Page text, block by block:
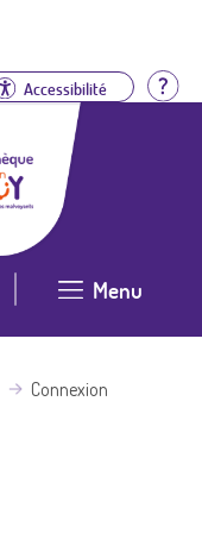
Accessibilité
Menu
Connexion